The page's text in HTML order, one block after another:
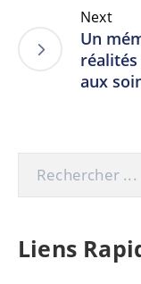
Next
Un
réalités
aux
Liens